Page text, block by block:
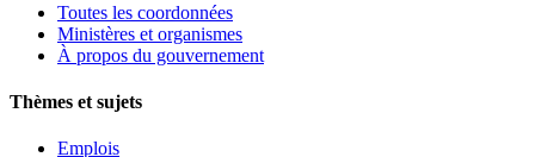
Toutes les coordonnées
Ministères et organismes
À propos du gouvernement
Thèmes et sujets
Emplois